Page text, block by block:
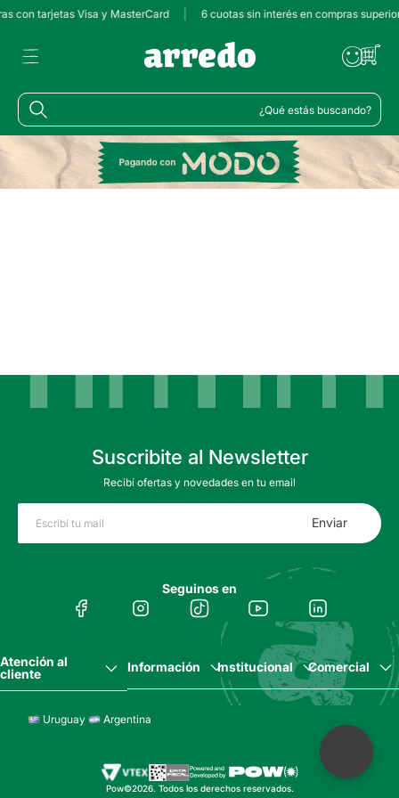
con tarjetas Visa y MasterCard 6 cuotas sin interés en compras
¿Qué estás buscando?
Suscribite al Newsletter
Recibí ofertas y novedades en tu email
Enviar
Seguinos en
Atención al
cliente
Información Institucional Comercial
Uruguay Argentina
Pow©2026. Todos los derechos reservados.